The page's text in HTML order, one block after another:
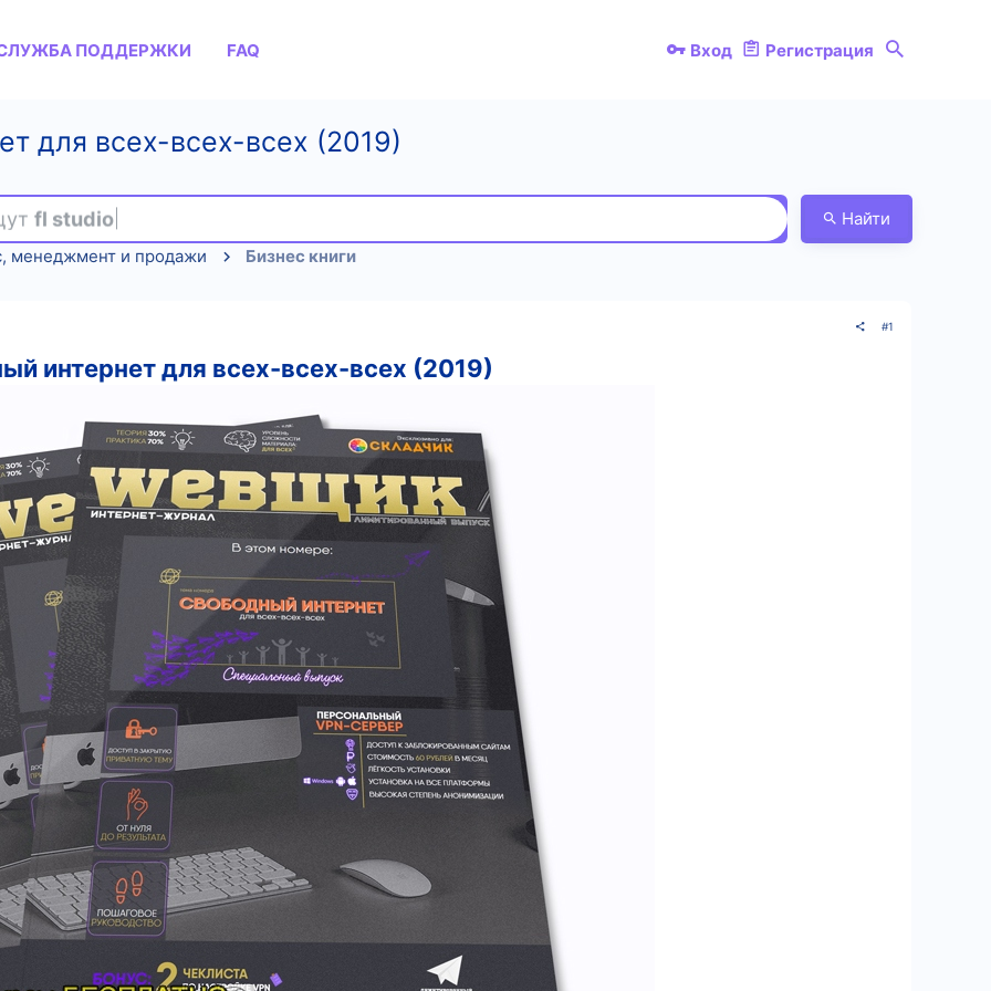
ПОДДЕРЖКИ FAQ Вход Регистрация
для всех-всех-всех (2019)
fl studio
Найти
менеджмент и продажи
Бизнес книги
#1
интернет для всех-всех-всех (2019)